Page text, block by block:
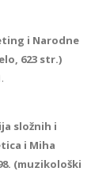
i Narodne
623 str.)
složnih i
i Miha
(muzikološki